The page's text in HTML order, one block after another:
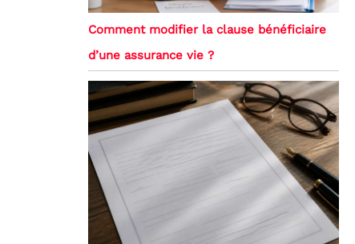
Comment modifier la clause bénéficiaire
d’une assurance vie ?